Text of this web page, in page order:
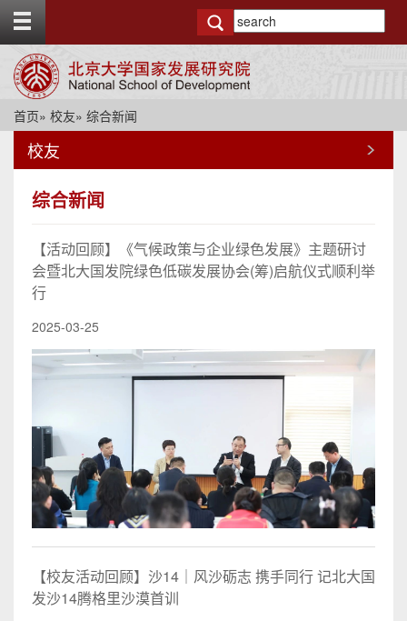
g
o
首页» 校友» 综合新闻
校友
综合新闻
【活动回顾】《气候政策与企业绿色发展》主题研讨
会暨北大国发院绿色低碳发展协会(筹)启航仪式顺利举
行
2025-03-25
【校友活动回顾】沙14｜风沙砺志 携手同行 记北大国
发沙14腾格里沙漠首训